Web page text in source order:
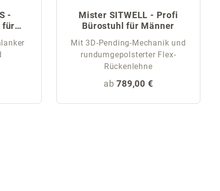
-
für
Mister SITWELL - Profi
Bürostuhl für Männer
Mit 3D-Pending-Mechanik und
rundumgepolsterter Flex-
Rückenlehne
Regulärer Preis:
ab789,00 €